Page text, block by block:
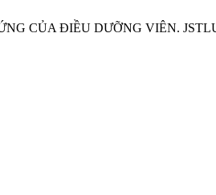
CỦA ĐIỀU DƯỠNG VIÊN. JSTLU-